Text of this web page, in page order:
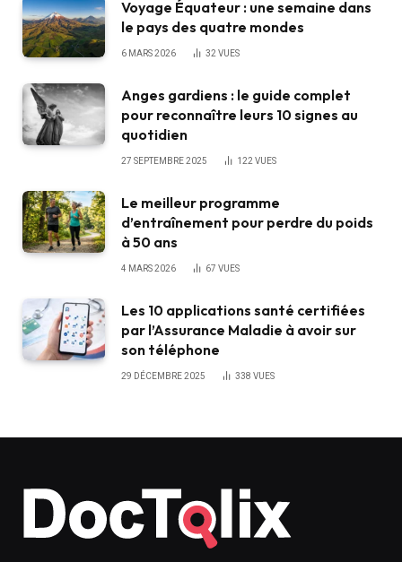
Voyage Équateur : une semaine dans
le pays des quatre mondes
6 MARS 2026 32 VUES
Anges gardiens : le guide complet
pour reconnaître leurs 10 signes au
quotidien
27 SEPTEMBRE 2025 122 VUES
Le meilleur programme
d’entraînement pour perdre du poids
à 50 ans
4 MARS 2026 67 VUES
Les 10 applications santé certifiées
par l’Assurance Maladie à avoir sur
son téléphone
29 DÉCEMBRE 2025 338 VUES